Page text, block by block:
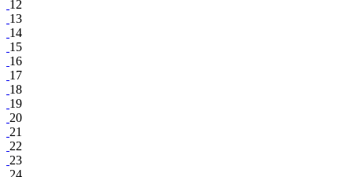
12
13
14
15
16
17
18
19
20
21
22
23
24